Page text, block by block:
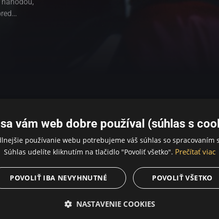
plný
spomienok a
stratená v spomienkach na detstvo. Stretnú sa
sa presťahujú do zvláštneho, starého, pokojného domu,
z nich sa začne strácať vo svojej vlastnej hre a oddáva sa
sa začína vytrácať; ich láska k životu, predstavivosti a
vám web dobre používal (súhlas s
používanie webu potrebujeme váš súhlas so spracovaním
Súhlas udelíte kliknutím na tlačidlo "Povoliť všetko". Prečítať viac
POVOLIŤ VŠETKO
POVOLIŤ IBA NEVYHNUTNÉ
NASTAVENIE COOKIES